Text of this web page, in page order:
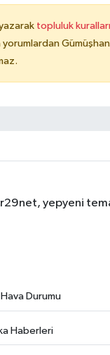
topluluk
yorumlardan
yepyeni
Durumu
Haberleri